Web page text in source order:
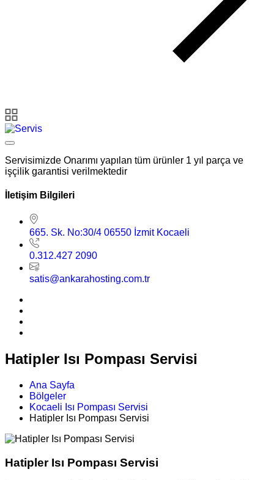
Servisimizde Onarımı yapılan tüm ürünler 1 yıl parça ve
işçilik garantisi verilmektedir
İletişim Bilgileri
665. Sk. No:30/4 06550 İzmit Kocaeli
0.312.427 2090
satis@ankarahosting.com.tr
Hatipler Isı Pompası Servisi
Ana Sayfa
Bölgeler
Kocaeli Isı Pompası Servisi
Hatipler Isı Pompası Servisi
Hatipler Isı Pompası Servisi